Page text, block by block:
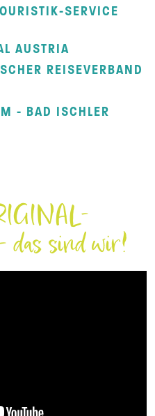
SERVICE
AUSTRIA
REISEVERBAND
- BAD ISCHLER
sind wir!